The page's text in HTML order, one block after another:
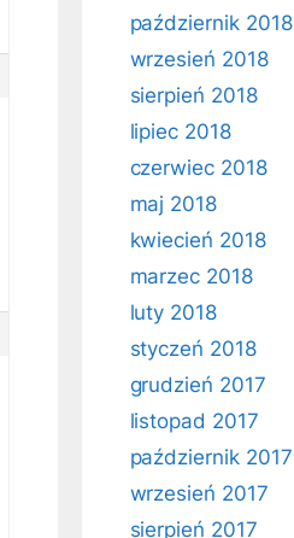
październik 2018
wrzesień 2018
sierpień 2018
lipiec 2018
czerwiec 2018
maj 2018
kwiecień 2018
marzec 2018
luty 2018
styczeń 2018
grudzień 2017
listopad 2017
październik 2017
wrzesień 2017
sierpień 2017